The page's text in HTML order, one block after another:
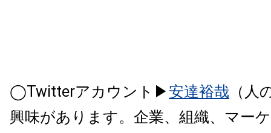
◯Twitterアカウント▶ 安達裕哉 （人
興味があります。企業、組織、マー